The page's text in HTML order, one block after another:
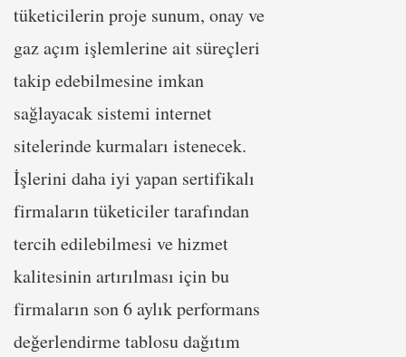
tüketicilerin proje sunum, onay ve
gaz açım işlemlerine ait süreçleri
takip edebilmesine imkan
sağlayacak sistemi internet
sitelerinde kurmaları istenecek.
İşlerini daha iyi yapan sertifikalı
firmaların tüketiciler tarafından
tercih edilebilmesi ve hizmet
kalitesinin artırılması için bu
firmaların son 6 aylık performans
değerlendirme tablosu dağıtım